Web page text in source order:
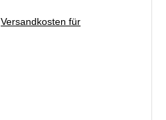
Versandkosten für